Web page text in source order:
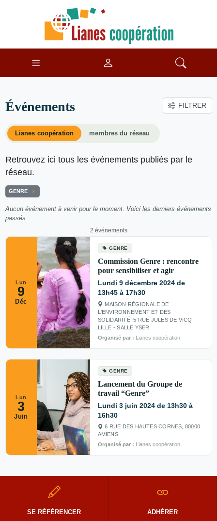
Événements FILTRER
Lianes coopération membres du réseau
Retrouvez ici tous les événements publiés par le
réseau.
GENRE
Aucun événement à venir pour le moment. Voici les derniers événements
passés.
2 événements
Lun
9
Déc
GENRE
Commission Genre : rencontre
pour sensibiliser et agir
Lundi 9 décembre 2024 de
13h45 à 17h30
MAISON RÉGIONALE DE
L'ENVIRONNEMENT ET DES
SOLIDARITÉ, 5 RUE JULES DE VICQ,
LILLE - SALLE YSER
Organisé par : Lianes coopération
Lun
3
Juin
GENRE
Lancement du Groupe de
travail “Genre”
Lundi 3 juin 2024 de 13h30 à
16h30
6 RUE DES HAUTES CORNES, 80000
AMIENS
Organisé par : Lianes coopération
SE RÉFÉRENCER ADHÉRER